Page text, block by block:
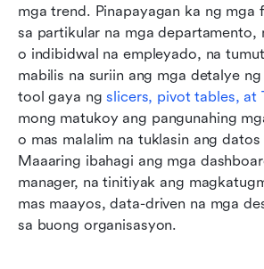
mga trend. Pinapayagan ka ng mga
sa partikular na mga departamento,
o indibidwal na empleyado, na
mabilis na suriin ang mga detalye
tool gaya ng slicers, pivot tables, at
mong matukoy ang pangunahing
o mas malalim na tuklasin ang
Maaaring ibahagi ang mga
manager, na tinitiyak ang
mas maayos, data-driven na mga
sa buong organisasyon.